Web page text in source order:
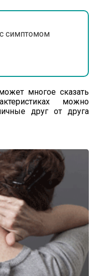
симптомом
многое сказать
можно
друг от друга